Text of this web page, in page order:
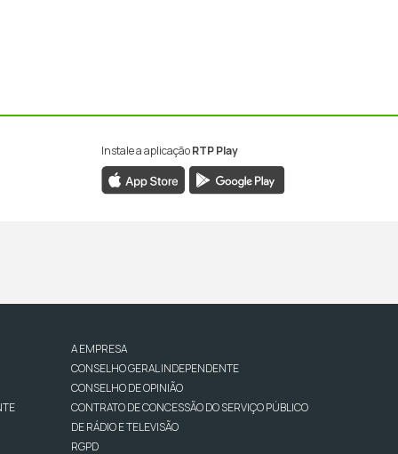
Instale a aplicaçãoRTP Play
A EMPRESA
CONSELHO GERAL INDEPENDENTE
CONSELHO DE OPINIÃO
CONTRATO DE CONCESSÃO DO SERVIÇO PÚBLICO
DE RÁDIO E TELEVISÃO
RGPD